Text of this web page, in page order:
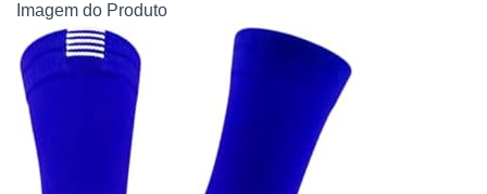
Imagem do Produto